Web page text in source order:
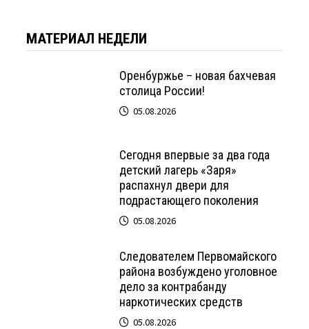
МАТЕРИАЛ НЕДЕЛИ
Оренбуржье – новая бахчевая
столица России!
05.08.2026
Сегодня впервые за два года
детский лагерь «Заря»
распахнул двери для
подрастающего поколения
05.08.2026
Следователем Первомайского
района возбуждено уголовное
дело за контрабанду
наркотических средств
05.08.2026